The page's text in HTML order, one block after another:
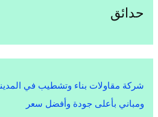
حدائق
شركة مقاولات بناء وتشطيب في
ومباني بأعلى جودة وأفضل سعر